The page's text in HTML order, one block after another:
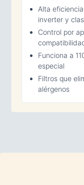
Alta
inverter y
Control por
Funciona a
especial
Filtros que
alérgenos